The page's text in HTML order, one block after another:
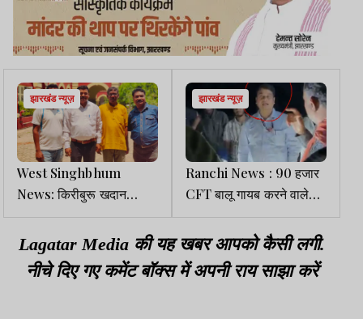
झारखंड न्यूज़
West Singhbhum
News: किरीबुरू खदान
बायोमैट्रिक अटेंडेंस मामला,
CGIT धनबाद में हुई सुनवाई
झारखंड न्यूज़
Ranchi News : 90 हजार
CFT बालू गायब करने वाले
DMO को शो कॉज, जांच के
लिए कमेटी गठित
Lagatar Media की यह खबर आपको कैसी लगी.
नीचे दिए गए कमेंट बॉक्स में अपनी राय साझा करें